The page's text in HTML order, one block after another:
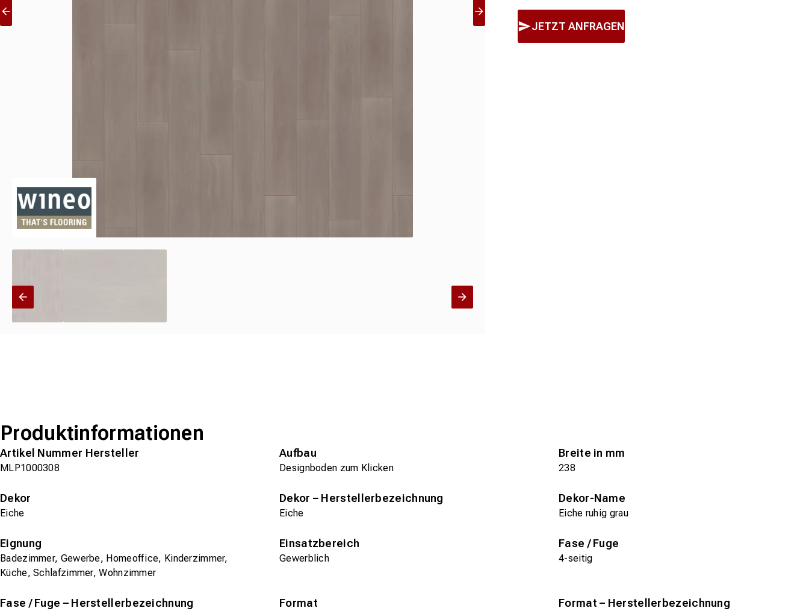
JETZT ANFRAGEN
Produktinformationen
Artikel Nummer Hersteller
MLP1000308
Aufbau
Designboden zum Klicken
Breite in mm
238
Dekor
Eiche
Dekor – Herstellerbezeichnung
Eiche
Dekor-Name
Eiche ruhig grau
Eignung
Badezimmer, Gewerbe, Homeoffice, Kinderzimmer,
Küche, Schlafzimmer, Wohnzimmer
Einsatzbereich
Gewerblich
Fase / Fuge
4-seitig
Fase / Fuge – Herstellerbezeichnung Format Format – Herstellerbezeichnung